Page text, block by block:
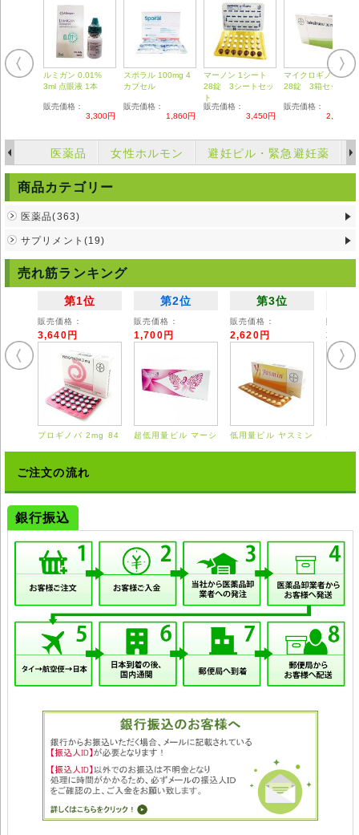
本剤のご使用にあたりましては、医師や薬剤師の管理・指導の下で適切な
使用をお願い致します。
吐き気、嘔吐、腹部膨満感、胃痛、胃部不快感、消化不良、食欲不振、悪
心、便秘、下痢、口渇、頭痛、不眠、倦怠感、眠気、イライラ感、しび
れ、耳鳴り、肩こり、下肢のつっぱり感、めまい、胸痛、動悸、発疹、か
ゆみ、結膜充血、むくみなどの副作用があります。まれに重篤な副作用と
して、急性腎不全、肝機能障害、黄疸が起こる場合があります。
注意事項
※妊娠・授乳中の方は服用を控えてください。
ご相談ください。
※他の薬剤を服用中の方は、ご使用前に医師にご相談ください。
※服用中に異常があらわれた場合は直ちに服用を中止し、医師にご相談く
ださい。
※お子様の手の届かない場所に保管して下さい。
※直射日光を避け、湿気のない冷暗所に保管して下さい。
◆本剤は国内では医師の処方を必要とする【要指示薬】です。本剤の説明
見解 と異なる場合がありますのでご留意ください。
◆輸入医薬品はご自身の責任の上で、他者に譲渡せずご自身にてご使用く
ださい。
◆詳細は掛かり付けの医師または薬剤師にご相談ください。
◆弊社ではどのような責任も受けかねますのでご了承ください。
ルミガン 0.01%
3ml 点眼液 1本
販売価格：
3,300円
スポラル 100mg 4
カプセル
販売価格：
1,860円
マーノン 1シート
28錠 3シートセッ
ト
販売価格：
3,450円
マイクロギノン 1箱
28錠 3箱セット
販売価格：
2,480円
医薬品 女性ホルモン 避妊ピル・緊急避妊薬
商品カテゴリー
医薬品(363)
サプリメント(19)
売れ筋ランキング
第1位
販売価格：
3,640円
プロギノバ 2mg 84
第2位
販売価格：
1,700円
超低用量ピル マーシ
第3位
販売価格：
2,620円
低用量ピル ヤスミン
3,550
ご注文の流れ
銀行振込